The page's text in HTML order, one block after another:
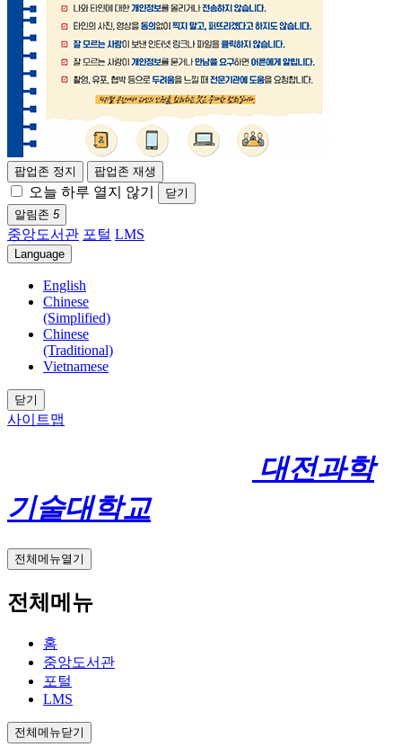
팝업존 정지 팝업존 재생
오늘 하루 열지 않기
닫기
알림존 5
중앙도서관 포털 LMS
Language
English
Chinese
(Simplified)
Chinese
(Traditional)
Vietnamese
닫기
사이트맵
대전과학
기술대학교
전체메뉴열기
전체메뉴
홈
중앙도서관
포털
LMS
전체메뉴닫기